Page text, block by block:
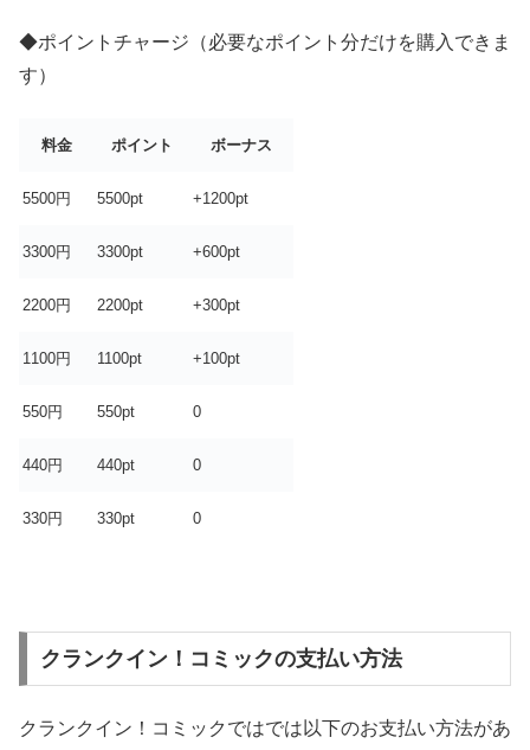
◆ポイントチャージ（必要なポイント分だけを購入できま
す）
料金 ポイント ボーナス
5500円 5500pt +1200pt
3300円 3300pt +600pt
2200円 2200pt +300pt
1100円 1100pt +100pt
550円 550pt 0
440円 440pt 0
330円 330pt 0
クランクイン！コミックの支払い方法
クランクイン！コミックではでは以下のお支払い方法があ